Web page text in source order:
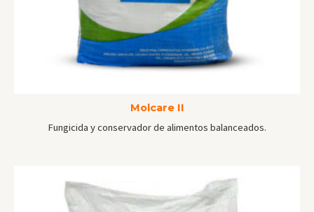
Molcare II
Fungicida y conservador de alimentos balanceados.